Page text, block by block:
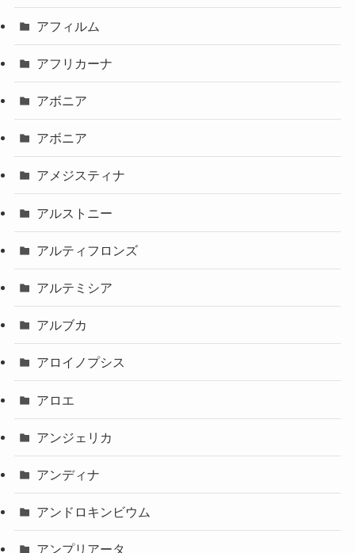
アフィルム
アフリカーナ
アボニア
アボニア
アメジスティナ
アルストニー
アルティフロンズ
アルテミシア
アルブカ
アロイノプシス
アロエ
アンジェリカ
アンディナ
アンドロキンビウム
アンプリアータ